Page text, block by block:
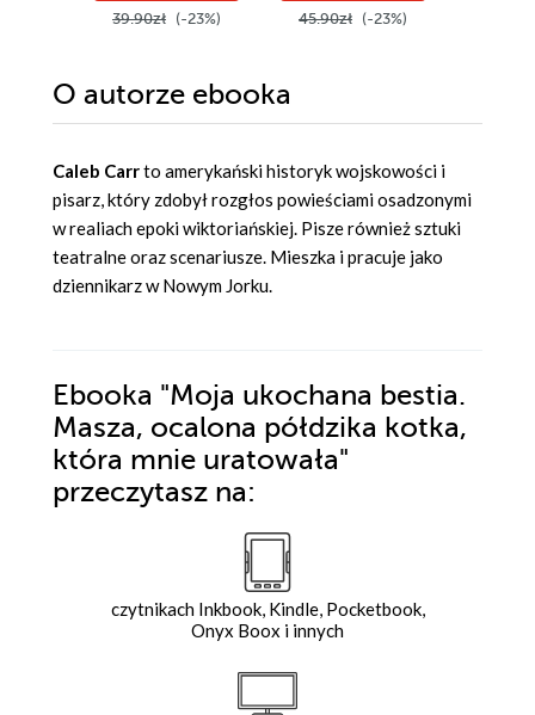
39.90zł (-23%) 45.90zł (-23%)
O autorze ebooka
Caleb Carrto amerykański historyk wojskowości i
pisarz, który zdobył rozgłos powieściami osadzonymi
w realiach epoki wiktoriańskiej. Pisze również sztuki
teatralne oraz scenariusze. Mieszka i pracuje jako
dziennikarz w Nowym Jorku.
Ebooka "Moja ukochana bestia.
Masza, ocalona półdzika kotka,
która mnie uratowała"
przeczytasz na:
czytnikach Inkbook, Kindle, Pocketbook,
Onyx Boox i innych